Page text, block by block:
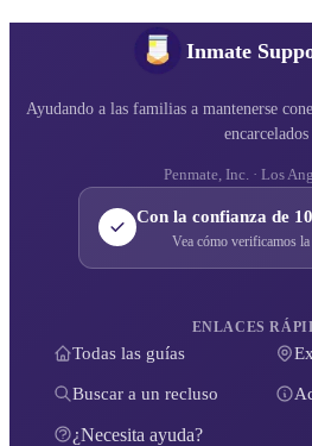
Inmate
Ayudando a las familias a mantenerse
encarcelados
Penmate, Inc. · Los
Con la confianza de
Vea cómo verificamos
ENLACES
Todas las guías
Buscar a un recluso
¿Necesita ayuda?